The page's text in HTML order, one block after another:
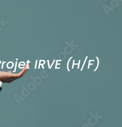
IRVE (H/F)